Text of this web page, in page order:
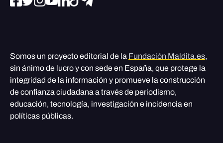
Somos un proyecto editorial de la Fundación Maldita.es,
sin ánimo de lucro y con sede en España, que protege la
integridad de la información y promueve la construcción
de confianza ciudadana a través de periodismo,
educación, tecnología, investigación e incidencia en
políticas públicas.